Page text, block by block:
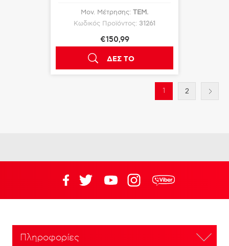
Μον. Μέτρησης: ΤΕΜ.
Κωδικός Προϊόντος: 31261
€150,99
ΔΕΣ ΤΟ
1 2
Πληροφορίες